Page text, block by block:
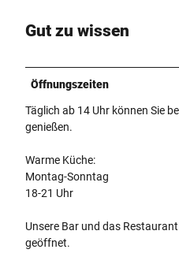
Gut zu wissen
Öffnungszeiten
Täglich ab 14 Uhr können Sie
genießen.
Warme Küche:
Montag-Sonntag
18-21 Uhr
Unsere Bar und das
geöffnet.